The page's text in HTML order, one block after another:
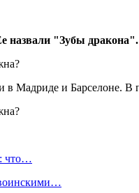
"Зубы
в Мадриде и Барселоне.
что…